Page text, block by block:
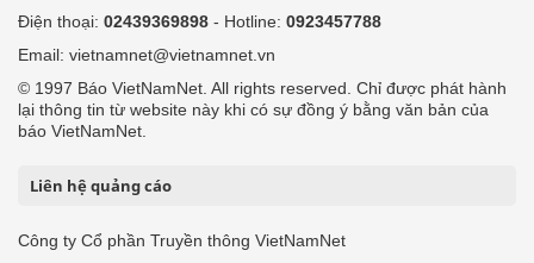
Điện thoại: 02439369898 - Hotline: 0923457788
Email: vietnamnet@vietnamnet.vn
© 1997 Báo VietNamNet. All rights reserved. Chỉ được phát hành
lại thông tin từ website này khi có sự đồng ý bằng văn bản của
báo VietNamNet.
Liên hệ quảng cáo
Công ty Cổ phần Truyền thông VietNamNet